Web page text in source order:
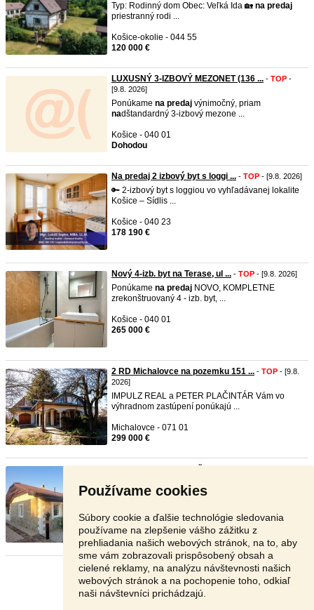
Používame cookies
Súbory cookie a ďalšie technológie sledovania
používame na zlepšenie vášho zážitku z
prehliadania našich webových stránok, na to, aby
sme vám zobrazovali prispôsobený obsah a
cielené reklamy, na analýzu návštevnosti našich
webových stránok a na pochopenie toho, odkiaľ
naši návštevníci prichádzajú.
Typ: Rodinný dom Obec: Veľká Ida 🏡 na predaj
priestranný rodi ...
Košice-okolie - 044 55
120 000 €
LUXUSNÝ 3-IZBOVÝ MEZONET (136 ... - TOP -
[9.8. 2026]
Ponúkame na predaj výnimočný, priam
nadštandardný 3-izbový mezone ...
Košice - 040 01
Dohodou
Na predaj 2 izbový byt s loggi ... - TOP - [9.8. 2026]
🔑 2-izbový byt s loggiou vo vyhľadávanej lokalite
Košice – Sídlis ...
Košice - 040 23
178 190 €
Nový 4-izb. byt na Terase, ul ... - TOP - [9.8. 2026]
Ponúkame na predaj NOVO, KOMPLETNE
zrekonštruovaný 4 - izb. byt, ...
Košice - 040 01
265 000 €
2 RD Michalovce na pozemku 151 ... - TOP - [9.8.
2026]
IMPULZ REAL a PETER PLAČINTÁR Vám vo
výhradnom zastúpení ponúkajú ...
Michalovce - 071 01
299 000 €
Dom v Turni ponúka útulné bývanie, priestrannú
terasu s vírivkou ...
Senec - 903 01
Stránka: 1 2 3 Ďalšia